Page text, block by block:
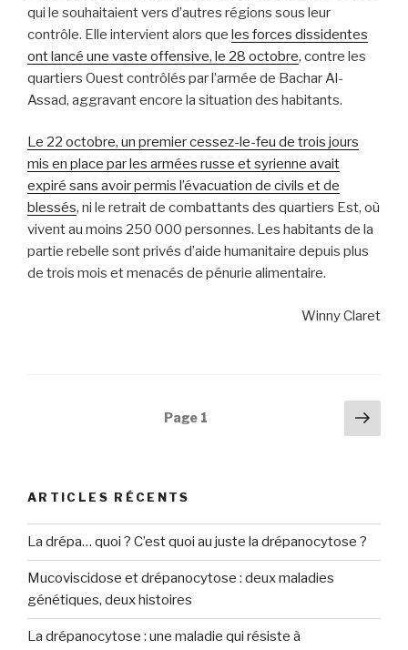
qui le souhaitaient vers d’autres régions sous leur
contrôle. Elle intervient alors que les forces dissidentes
ont lancé une vaste offensive, le 28 octobre, contre les
quartiers Ouest contrôlés par l’armée de Bachar Al-
Assad, aggravant encore la situation des habitants.
Le 22 octobre, un premier cessez-le-feu de trois jours
mis en place par les armées russe et syrienne avait
expiré sans avoir permis l’évacuation de civils et de
blessés, ni le retrait de combattants des quartiers Est, où
vivent au moins 250 000 personnes. Les habitants de la
partie rebelle sontprivés d’aide humanitaire depuis plus
de trois mois et menacés de pénurie alimentaire.
Winny Claret
Page 1
ARTICLES RÉCENTS
La drépa… quoi ? C’est quoi au juste la drépanocytose ?
Mucoviscidose et drépanocytose : deux maladies
génétiques, deux histoires
La drépanocytose : une maladie qui résiste à